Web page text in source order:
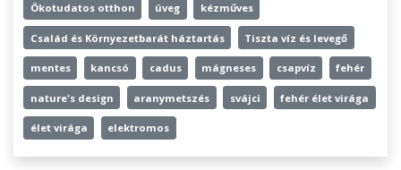
Ökotudatos otthon üveg kézműves
Család és Környezetbarát háztartás Tiszta víz és levegő
mentes kancsó cadus mágneses csapvíz fehér
nature's design aranymetszés svájci fehér élet virága
élet virága elektromos